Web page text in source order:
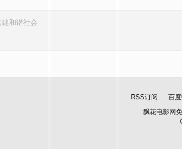
RSS订阅 百
飘花电影网